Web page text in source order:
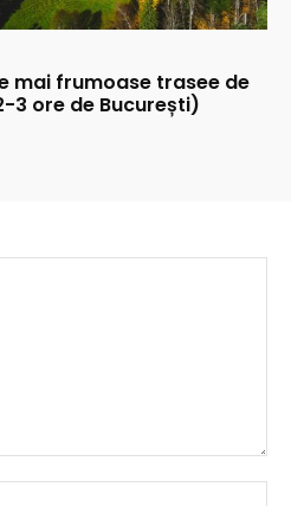
mai frumoase trasee de
3 ore de București)